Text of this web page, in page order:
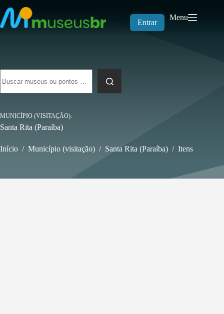
para
o
conteúdo
Entrar
Menu
resultados
MUNICÍPIO (VISITAÇÃO)
Santa Rita (Paraíba)
Início / Município (visitação) / Santa Rita (Paraíba) / Itens